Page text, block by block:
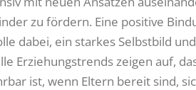
zu fördern. Eine positive
dabei, ein starkes Selbstbild
Erziehungstrends zeigen auf,
ist, wenn Eltern bereit sind,